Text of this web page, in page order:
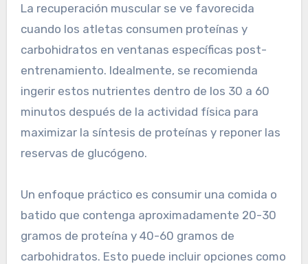
La recuperación muscular se ve favorecida
cuando los atletas consumen proteínas y
carbohidratos en ventanas específicas post-
entrenamiento. Idealmente, se recomienda
ingerir estos nutrientes dentro de los 30 a 60
minutos después de la actividad física para
maximizar la síntesis de proteínas y reponer las
reservas de glucógeno.
Un enfoque práctico es consumir una comida o
batido que contenga aproximadamente 20-30
gramos de proteína y 40-60 gramos de
carbohidratos. Esto puede incluir opciones como